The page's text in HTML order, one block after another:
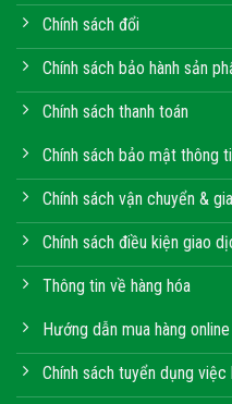
Chính sách đổi
Chính sách bảo hành sản
Chính sách thanh toán
Chính sách bảo mật thông
Chính sách vận chuyển &
Chính sách điều kiện giao
Thông tin về hàng hóa
Hướng dẫn mua hàng online
Chính sách tuyển dụng việc